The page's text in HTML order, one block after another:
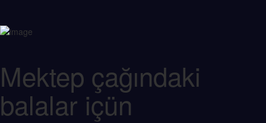
Mektep çağındaki
balalar içün